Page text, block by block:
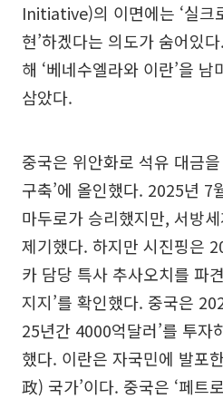
Initiative)의 이면에는 ‘실크
현’하겠다는 의도가 숨어있
해 ‘베네수엘라와 이란’을
삼았다.
중국은 위안화로 석유 대금
구축’에 올인했다. 2025년 7
마두로가 승리했지만, 서방
제기했다. 하지만 시진핑은
카 담당 특사 추사오치를 파
지지’를 확인했다. 중국은
25년간 4000억달러’를 투자
했다. 이란은 자국민에 발포
政) 국가’이다. 중국은 ‘페트